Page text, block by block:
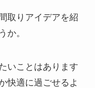
取りアイデアを紹
か。
いことはあります
快適に過ごせるよ